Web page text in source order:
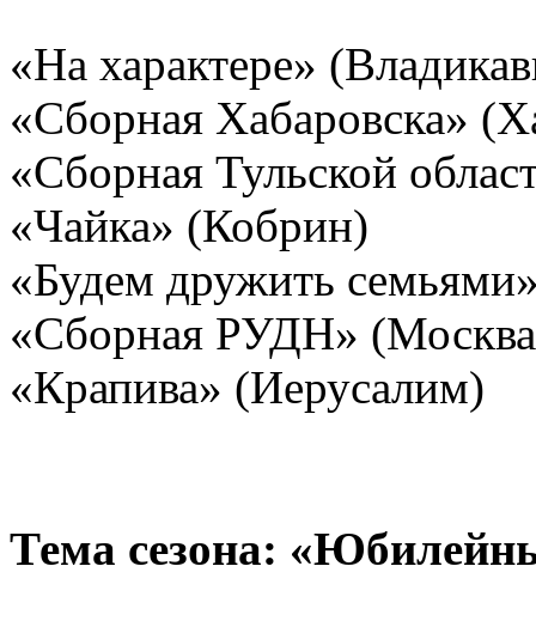
«На характере»
«Сборная Хабаровска»
«Сборная Тульской
«Чайка» (Кобрин)
«Будем дружить
«Сборная РУДН»
«Крапива» (Иерусалим)
Тема сезона: